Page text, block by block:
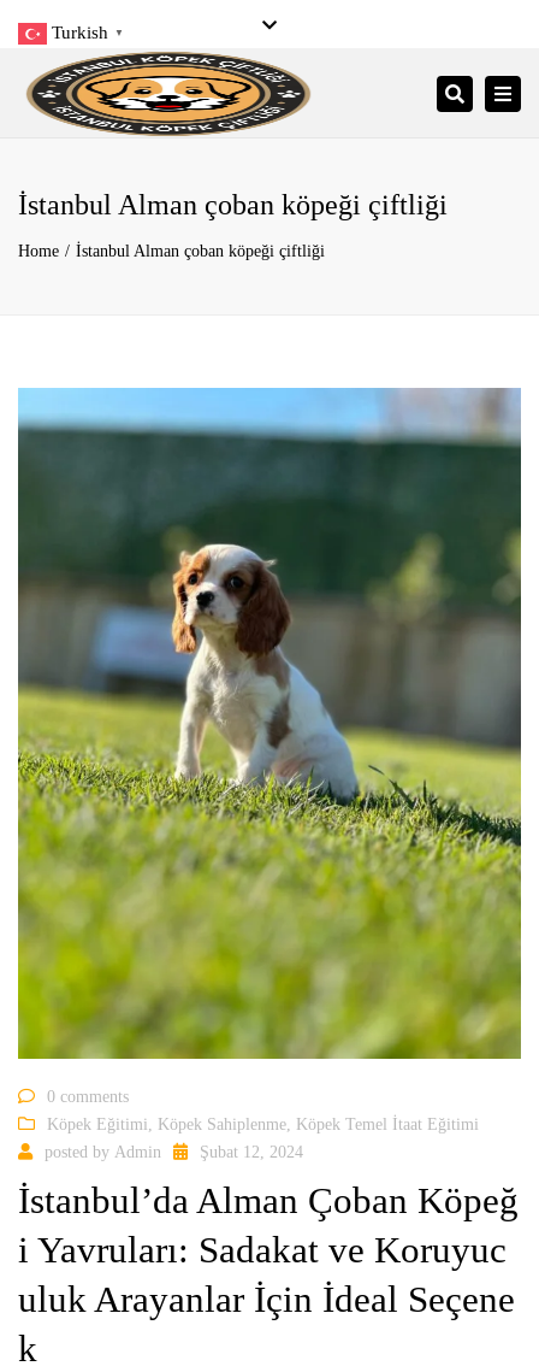
Pzt- Pzr: 9:00 – 21:00
+90 545 206 34 34
info@istanbulkopekciftligi.com
top
bar
Search
İstanbul Alman çoban köpeği çiftliği
Home İstanbul Alman çoban köpeği çiftliği
0 comments
Köpek Eğitimi
Köpek Sahiplenme
Köpek Temel İtaat Eğitimi
posted by Admin Şubat 12, 2024
İstanbul’da Alman Çoban Köpeğ
i Yavruları: Sadakat ve Koruyuc
uluk Arayanlar İçin İdeal Seçene
k
Turkish ▼